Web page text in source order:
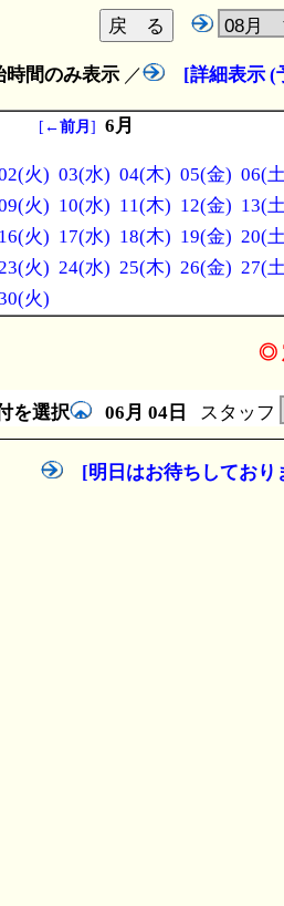
時間のみ表示 ／ [詳細表示 (
[ ←前月 ] 6月
火) 03(水) 04(木) 05(金) 06(
火) 10(水) 11(木) 12(金) 13(
16(火) 17(水) 18(木) 19(金) 20(
火) 24(水) 25(木) 26(金) 27(
火)
◎
を選択 06月 04日 スタッフ
[明日はお待ちしてお